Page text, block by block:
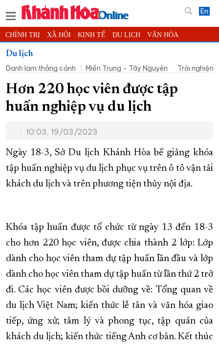
En
CHÍNH TRỊ XÃ HỘI KINH TẾ DU LỊCH VĂN HÓA
THỂ THAO
KHOA HỌC - CÔNG NGHỆ PHÁP LUẬT BẠN ĐỌC PHÓNG SỰ
THẾ GIỚI MULTIMEDIA VIDEO ĐỌC BÁO ONLINE
PODCAST THÔNG TIN - QUẢNG CÁO
TRƯỜNG SA BIỂN ĐẢO QUÊ HƯƠNG
CHUNG TAY CẢI CÁCH HÀNH CHÍNH
XÂY DỰNG NÔNG THÔN MỚI LỊCH CẮT ĐIỆN
TÀU - XE - MÁY BAY
XÂY DỰNG KHÁNH HÒA TRỞ THÀNH THÀNH PHỐ TRỰC THUỘC
Du lịch
Danh lam thắng cảnh
Miền Trung - Tây Nguyên Trải nghiệm
Hơn 220 học viên được tập
huấn nghiệp vụ du lịch
10:03, 19/03/2023
Ngày 18-3, Sở Du lịch Khánh Hòa bế giảng khóa
tập huấn nghiệp vụ du lịch phục vụ trên ô tô vận tải
khách du lịch và trên phương tiện thủy nội địa.
Khóa tập huấn được tổ chức từ ngày 13 đến 18-3
cho hơn 220 học viên, được chia thành 2 lớp: Lớp
dành cho học viên tham dự tập huấn lần đầu và lớp
dành cho học viên tham dự tập huấn từ lần thứ 2 trở
đi. Các học viên được bồi dưỡng về: Tổng quan về
du lịch Việt Nam; kiến thức lễ tân và văn hóa giao
tiếp, ứng xử; tâm lý và phong tục, tập quán của
khách du lịch; kiến thức tiếng Anh cơ bản. Kết thúc